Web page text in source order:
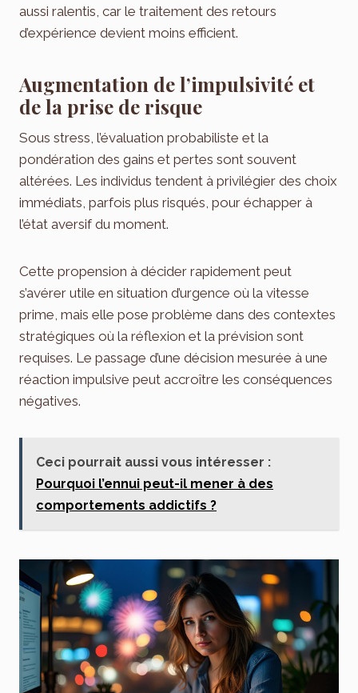
aussi ralentis, car le traitement des retours
d’expérience devient moins efficient.
Augmentation de l’impulsivité et
de la prise de risque
Sous stress, l’évaluation probabiliste et la
pondération des gains et pertes sont souvent
altérées. Les individus tendent à privilégier des choix
immédiats, parfois plus risqués, pour échapper à
l’état aversif du moment.
Cette propension à décider rapidement peut
s’avérer utile en situation d’urgence où la vitesse
prime, mais elle pose problème dans des contextes
stratégiques où la réflexion et la prévision sont
requises. Le passage d’une décision mesurée à une
réaction impulsive peut accroître les conséquences
négatives.
Ceci pourrait aussi vous intéresser :
Pourquoi l’ennui peut-il mener à des
comportements addictifs ?